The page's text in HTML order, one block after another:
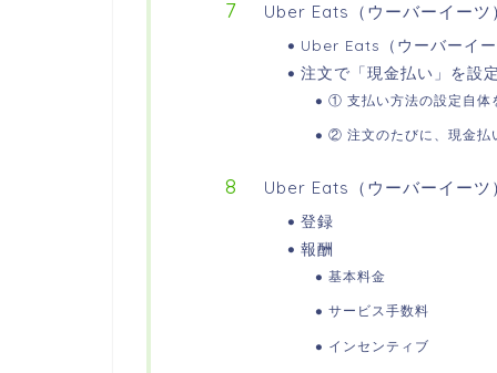
Uber Eats（ウーバーイー
Uber Eats（ウーバーイ
注文で「現金払い」を設
① 支払い方法の設定自体
② 注文のたびに、現金払
Uber Eats（ウーバーイー
登録
報酬
基本料金
サービス手数料
インセンティブ